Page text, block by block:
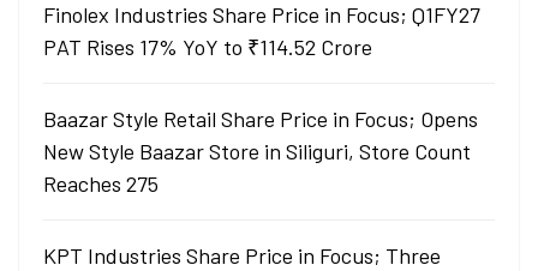
Finolex Industries Share Price in Focus; Q1FY27
PAT Rises 17% YoY to ₹114.52 Crore
Baazar Style Retail Share Price in Focus; Opens
New Style Baazar Store in Siliguri, Store Count
Reaches 275
KPT Industries Share Price in Focus; Three